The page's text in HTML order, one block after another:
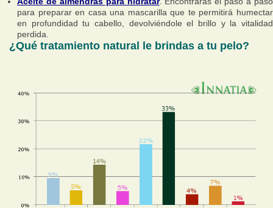
para preparar en casa una mascarilla que te permitirá humectar
en profundidad tu cabello, devolviéndole el brillo y la vitalidad
perdida.
¿Qué tratamiento natural le brindas a tu pelo?